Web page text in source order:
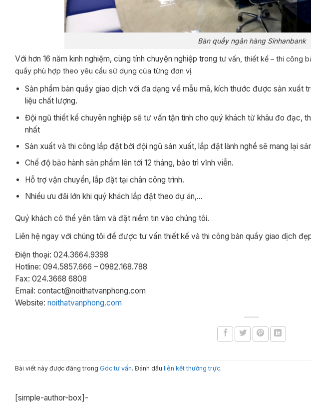
Bàn quầy ngân hàng Sinhanbank
Với hơn 16 năm kinh nghiệm, cùng tính chuyện nghiệp trong tư vấn, thiết kế – thi công
quầy phù hợp theo yêu cầu sử dụng của từng đơn vị.
Sản phẩm bàn quầy giao dịch với đa dạng về mẫu mã, kích thước được sản xuất
liệu chất lượng.
Đội ngũ thiết kế chuyên nghiệp sẽ tư vấn tận tình cho quý khách từ khâu đo đạc,
nhất
Sản xuất và thi công lắp đặt bởi đội ngũ sản xuất, lắp đặt lành nghề sẽ mang lại
Chế độ bảo hành sản phẩm lên tới 12 tháng, bảo trì vĩnh viễn.
Hỗ trợ vận chuyển, lắp đặt tại chân công trình.
Nhiều ưu đãi lớn khi quý khách lắp đặt theo dự án,…
Quý khách có thể yên tâm và đặt niềm tin vào chúng tôi.
Liên hệ ngay với chúng tôi để được tư vấn thiết kế và thi công bàn quầy giao dịch
Điện thoại: 024.3664.9398
Hotline: 094.5857.666 – 0982.168.788
Fax: 024.3668 6808
Email: contact@noithatvanphong.com
Website: noithatvanphong.com
Bài viết này được đăng trong Góc tư vấn. Đánh dấu liên kết thường trực.
[simple-author-box]-